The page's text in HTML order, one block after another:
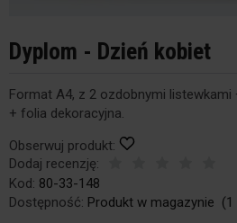
Dyplom - Dzień kobiet
Format A4, z 2 ozdobnymi
+ folia dekoracyjna.
Obserwuj produkt:
Dodaj recenzję:
Kod: 80-33-148
Dostępność: Produkt w magazynie (1